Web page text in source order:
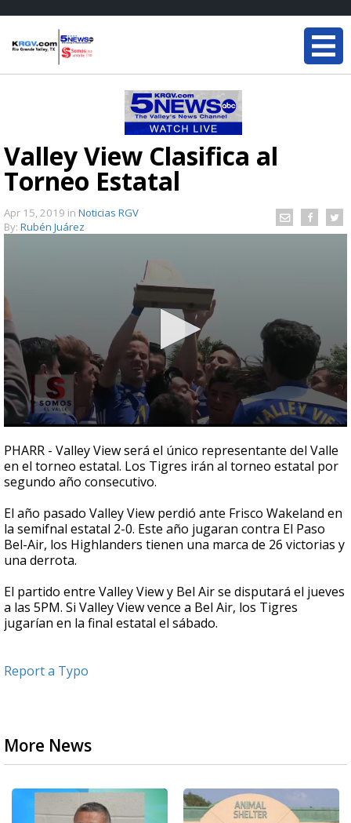
Valley View Clasifica al
Torneo Estatal
Apr 15, 2019 in Noticias RGV
By: Rubén Juárez
seconds
of
1
minute,
seconds
PHARR - Valley View será el único representante del Valle
en el torneo estatal. Los Tigres irán al torneo estatal por
segundo año consecutivo.
El año pasado Valley View perdió ante Frisco Wakeland en
la semifnal estatal 2-0. Este año jugaran contra El Paso
Bel-Air, los Highlanders tienen una marca de 26 victorias y
una derrota.
El partido entre Valley View y Bel Air se disputará el jueves
a las 5PM. Si Valley View vence a Bel Air, los Tigres
jugarían en la final estatal el sábado.
Report a Typo
More News